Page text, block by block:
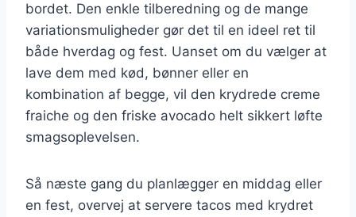
bordet. Den enkle tilberedning og de mange
variationsmuligheder gør det til en ideel ret til
både hverdag og fest. Uanset om du vælger at
lave dem med kød, bønner eller en
kombination af begge, vil den krydrede creme
fraiche og den friske avocado helt sikkert løfte
smagsoplevelsen.
Så næste gang du planlægger en middag eller
en fest, overvej at servere tacos med krydret